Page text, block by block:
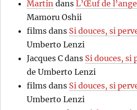
Martin dansL’Œuf de l’ange
Mamoru Oshii
films dans Si douces, si
Umberto Lenzi
Jacques C dans Si douces, si
de Umberto Lenzi
films dans Si douces, si
Umberto Lenzi